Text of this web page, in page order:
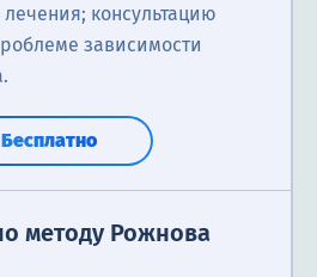
консультацию
зависимости
Бесплатно
методу Рожнова